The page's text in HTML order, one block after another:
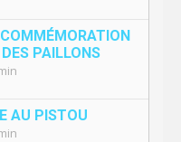
PAILLONS
AU PISTOU